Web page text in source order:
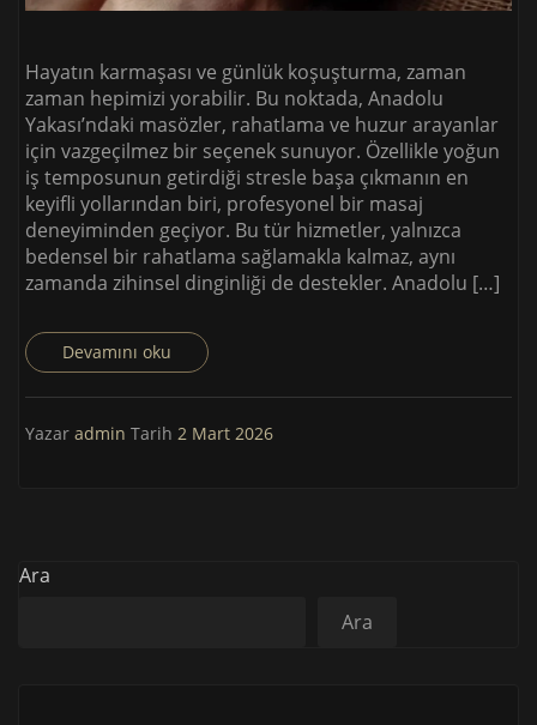
Hayatın karmaşası ve günlük koşuşturma, zaman
zaman hepimizi yorabilir. Bu noktada, Anadolu
Yakası’ndaki masözler, rahatlama ve huzur arayanlar
için vazgeçilmez bir seçenek sunuyor. Özellikle yoğun
iş temposunun getirdiği stresle başa çıkmanın en
keyifli yollarından biri, profesyonel bir masaj
deneyiminden geçiyor. Bu tür hizmetler, yalnızca
bedensel bir rahatlama sağlamakla kalmaz, aynı
zamanda zihinsel dinginliği de destekler. Anadolu […]
Devamını oku
Yazar admin Tarih 2 Mart 2026
Ara
Ara